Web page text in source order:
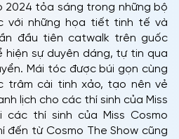
CHỦ
MCO
THI
2024 tỏa sáng trong những bộ
với những họa tiết tinh tế và
đầu tiên catwalk trên guốc
hiện sự duyên dáng, tự tin qua
Mái tóc được búi gọn cùng
trâm cài tinh xảo, tạo nên vẻ
lịch cho các thí sinh của Miss
các thí sinh của Miss Cosmo
đến từ Cosmo The Show cũng